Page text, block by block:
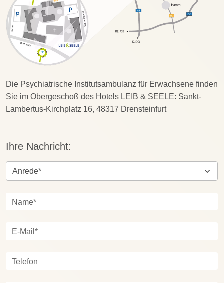
Die Psychiatrische Institutsambulanz für Erwachsene finden
Sie im Obergeschoß des Hotels LEIB & SEELE: Sankt-
Lambertus-Kirchplatz 16, 48317 Drensteinfurt
Ihre Nachricht:
Name*
E-Mail*
Telefon